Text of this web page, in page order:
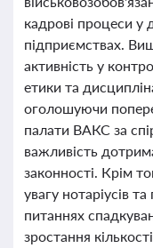
кадрові процеси у
підприємствах.
активність у
етики та
оголошуючи
палати ВАКС за
важливість
законності. Крім
увагу нотаріусів
питаннях
зростання